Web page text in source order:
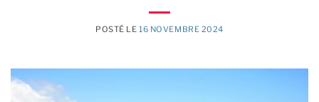
POSTÉ LE16 NOVEMBRE 2024